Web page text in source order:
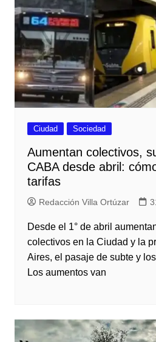
Ciudad Sociedad
Aumentan colectivos,
CABA desde abril:
tarifas
Redacción Villa Ortúzar
Desde el 1° de abril
colectivos en la Ciudad y la
Aires, el pasaje de subte y
Los aumentos van